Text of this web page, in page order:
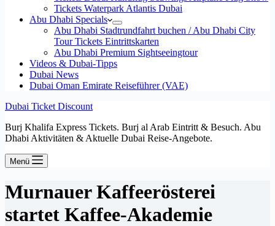
Tickets Waterpark Atlantis Dubai
Abu Dhabi Specials
Abu Dhabi Stadtrundfahrt buchen / Abu Dhabi City
Tour Tickets Eintrittskarten
Abu Dhabi Premium Sightseeingtour
Videos & Dubai-Tipps
Dubai News
Dubai Oman Emirate Reiseführer (VAE)
Dubai Ticket Discount
Burj Khalifa Express Tickets. Burj al Arab Eintritt & Besuch. Abu
Dhabi Aktivitäten & Aktuelle Dubai Reise-Angebote.
Menü
Murnauer Kaffeerösterei
startet Kaffee-Akademie